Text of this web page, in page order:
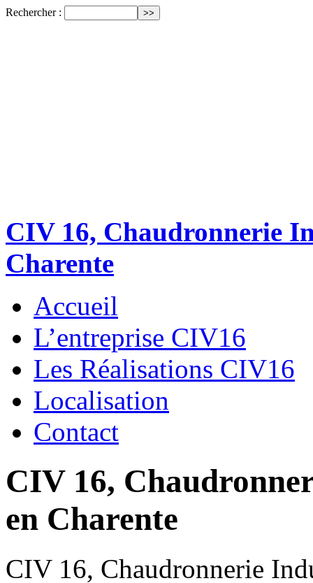
Rechercher :
CIV 16, Chaudronnerie
Charente
Accueil
L’entreprise CIV16
Les Réalisations CIV16
Localisation
Contact
CIV 16,
en Charente
CIV 16, Chaudronnerie